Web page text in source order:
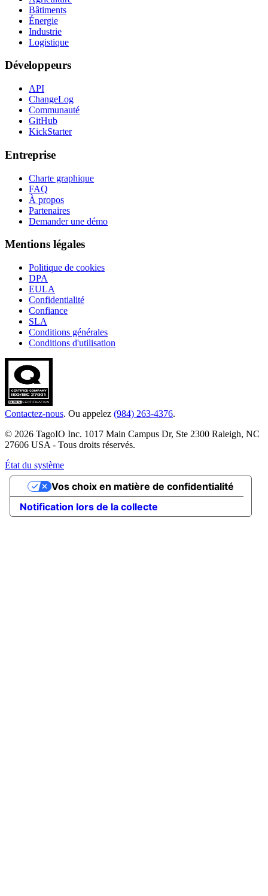
Bâtiments
Énergie
Industrie
Logistique
Développeurs
API
ChangeLog
Communauté
GitHub
KickStarter
Entreprise
Charte graphique
FAQ
À propos
Partenaires
Demander une démo
Mentions légales
Politique de cookies
DPA
EULA
Confidentialité
Confiance
SLA
Conditions générales
Conditions d'utilisation
Contactez-nous. Ou appelez (984) 263-4376.
© 2026 TagoIO Inc. 1017 Main Campus Dr, Ste 2300 Raleigh, NC
27606 USA - Tous droits réservés.
État du système
Notification lors de la collecte
Vos choix en matière de confidentialité